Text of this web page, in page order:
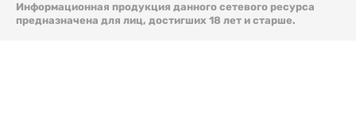
Информационная продукция данного сетевого ресурса
предназначена для лиц, достигших 18 лет и старше.